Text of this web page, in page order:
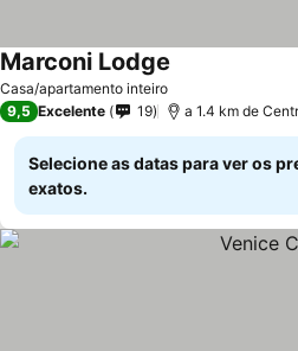
Casa/apartamento inteiro
Marconi Lodge
9,5 Excelente 19 a 1.4 km de
Selecione as datas para ver os
exatos.